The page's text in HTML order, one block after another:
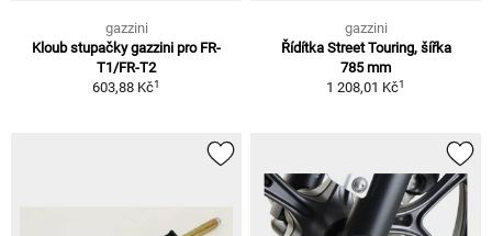
gazzini
Kloub stupačky gazzini pro FR-
T1/FR-T2
603,88 Kč1
gazzini
Řídítka Street Touring, šířka
785 mm
1 208,01 Kč1